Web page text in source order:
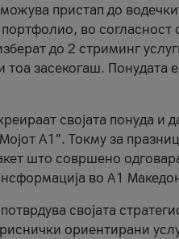
пристап до
во
до 2 стриминг
засекогаш. Понудата
својата понуда и
А1”. Токму за
што совршено
во А1
својата
ориентирани